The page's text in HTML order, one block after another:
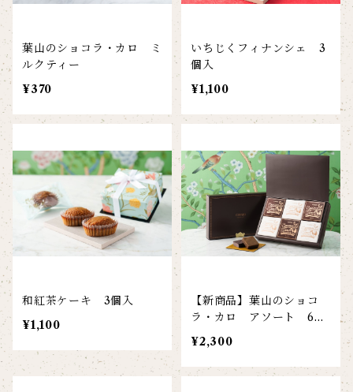
葉山のショコラ・カロ ミ
ルクティー
¥370
いちじくフィナンシェ 3
個入
¥1,100
和紅茶ケーキ 3個入
¥1,100
【新商品】葉山のショコ
ラ・カロ アソート 6個
入
¥2,300